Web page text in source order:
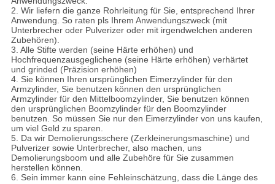
2. Wir liefern die ganze Rohrleitung für Sie, entsprechend Ihrer
Anwendung. So raten pls Ihrem Anwendungszweck (mit
Unterbrecher oder Pulverizer oder mit irgendwelchen anderen
Zubehören).
3. Alle Stifte werden (seine Härte erhöhen) und
Hochfrequenzausgeglichene (seine Härte erhöhen) verhärtet
und grinded (Präzision erhöhen)
4. Sie können Ihren ursprünglichen Eimerzylinder für den
Armzylinder, Sie benutzen können den ursprünglichen
Armzylinder für den Mittelboomzylinder, Sie benutzen können
den ursprünglichen Boomzylinder für den Boomzylinder
benutzen. So müssen Sie nur den Eimerzylinder von uns kaufen,
um viel Geld zu sparen.
5. Da wir Demolierungsschere (Zerkleinerungsmaschine) und
Pulverizer sowie Unterbrecher, also machen, uns
Demolierungsboom und alle Zubehöre für Sie zusammen
herstellen können.
6. Sein immer kann eine Fehleinschätzung, dass die Länge des